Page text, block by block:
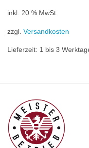
inkl. 20 % MwSt.
zzgl. Versandkosten
Lieferzeit: 1 bis 3